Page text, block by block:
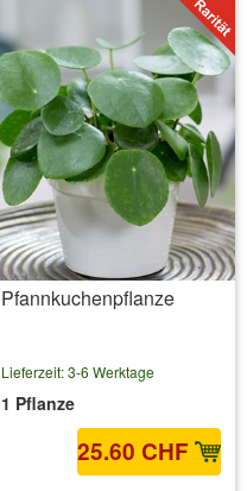
Pfannkuchenpflanze
Lieferzeit: 3-6 Werktage
1 Pflanze
25.60 CHF